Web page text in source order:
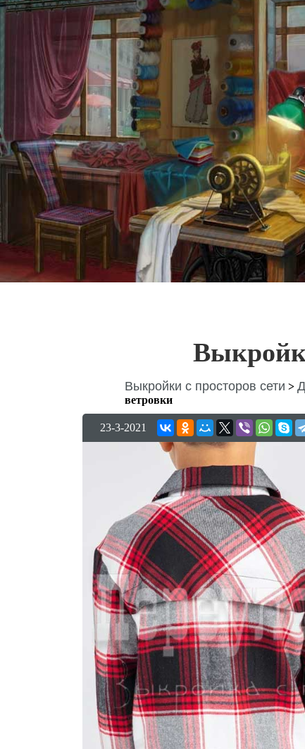
Выкройки с просторов сети >
ветровки
23-3-2021